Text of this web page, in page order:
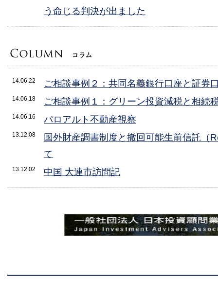
う命じる判決が出ました
14.06.22 ご相談事例２：共同名義銀行口座と証券
14.06.18 ご相談事例１：グリーン投資減税と相続
14.06.16 パロアルト不動産視察
13.12.08
国外財産調書制度と撤回可能生前信託（
て
13.12.02 中国 大連市訪問記